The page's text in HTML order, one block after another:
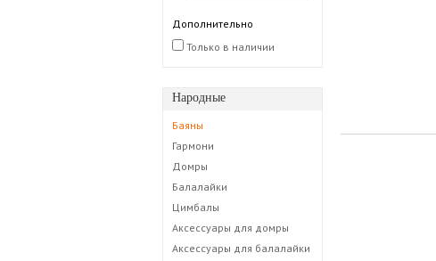
Дополнительно
Только в наличии
Народные
Баяны
Гармони
Домры
Балалайки
Цимбалы
Аксессуары для домры
Аксессуары для балалайки